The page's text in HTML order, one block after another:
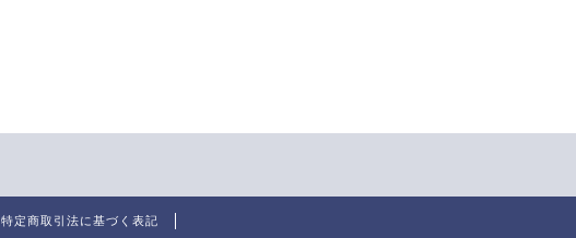
特定商取引法に基づく表記